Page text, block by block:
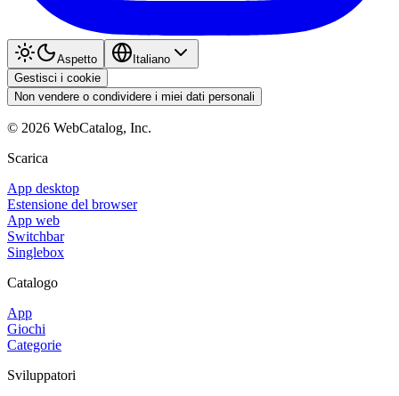
Aspetto
Italiano
Gestisci i cookie
Non vendere o condividere i miei dati personali
© 2026 WebCatalog, Inc.
Scarica
App desktop
Estensione del browser
App web
Switchbar
Singlebox
Catalogo
App
Giochi
Categorie
Sviluppatori